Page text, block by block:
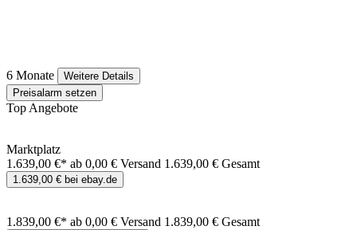
6 Monate
Weitere Details
Preisalarm setzen
Top Angebote
Marktplatz
1.639,00 €* ab 0,00 € Versand 1.639,00 € Gesamt
1.639,00 € bei ebay.de
1.839,00 €* ab 0,00 € Versand 1.839,00 € Gesamt